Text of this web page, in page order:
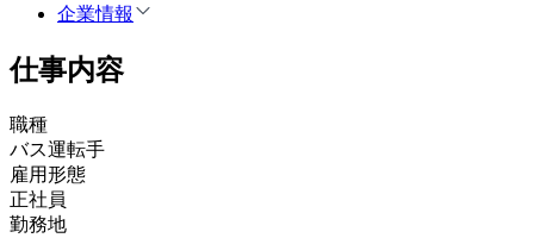
企業情報
仕事内容
職種
バス運転手
雇用形態
正社員
勤務地